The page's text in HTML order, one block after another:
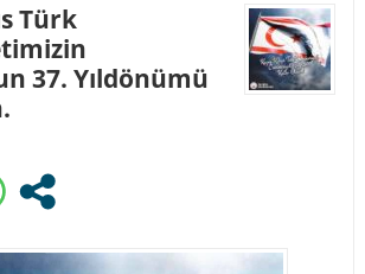
Türk
37. Yıldönümü